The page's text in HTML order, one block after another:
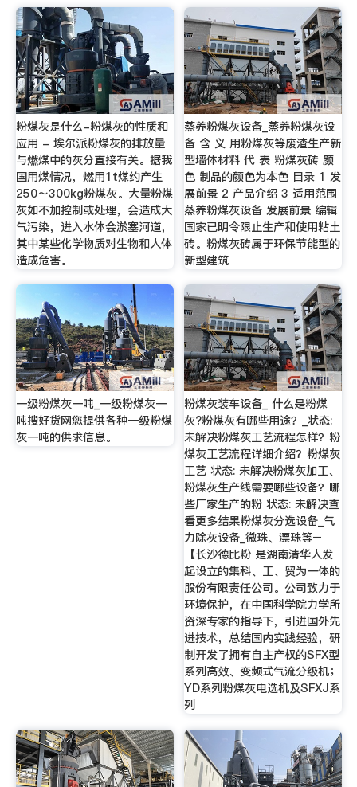
粉煤灰是什么-粉煤灰的性质和
应用 - 埃尔派粉煤灰的排放量
与燃煤中的灰分直接有关。据我
国用煤情况，燃用1t煤约产生
250～300kg粉煤灰。大量粉煤
灰如不加控制或处理，会造成大
气污染，进入水体会淤塞河道，
其中某些化学物质对生物和人体
造成危害。
蒸养粉煤灰设备_蒸养粉煤灰设
备 含 义 用粉煤灰等废渣生产新
型墙体材料 代 表 粉煤灰砖 颜
色 制品的颜色为本色 目录 1 发
展前景 2 产品介绍 3 适用范围
蒸养粉煤灰设备 发展前景 编辑
国家已明令限止生产和使用粘土
砖。粉煤灰砖属于环保节能型的
新型建筑
一级粉煤灰一吨_一级粉煤灰一
吨搜好货网您提供各种一级粉煤
灰一吨的供求信息。
粉煤灰装车设备_ 什么是粉煤
灰?粉煤灰有哪些用途？_状态:
未解决粉煤灰工艺流程怎样？粉
煤灰工艺流程详细介绍？粉煤灰
工艺 状态: 未解决粉煤灰加工、
粉煤灰生产线需要哪些设备？哪
些厂家生产的粉 状态: 未解决查
看更多结果粉煤灰分选设备_气
力除灰设备_微珠、漂珠等–
【长沙德比粉 是湖南清华人发
起设立的集科、工、贸为一体的
股份有限责任公司。公司致力于
环境保护，在中国科学院力学所
资深专家的指导下，引进国外先
进技术，总结国内实践经验，研
制开发了拥有自主产权的SFX型
系列高效、变频式气流分级机；
YD系列粉煤灰电选机及SFXJ系
列